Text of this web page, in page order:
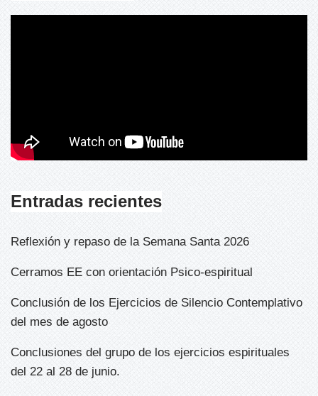
Entradas recientes
Reflexión y repaso de la Semana Santa 2026
Cerramos EE con orientación Psico-espiritual
Conclusión de los Ejercicios de Silencio Contemplativo
del mes de agosto
Conclusiones del grupo de los ejercicios espirituales
del 22 al 28 de junio.